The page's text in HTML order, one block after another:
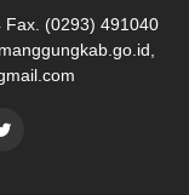
Fax. (0293) 491040